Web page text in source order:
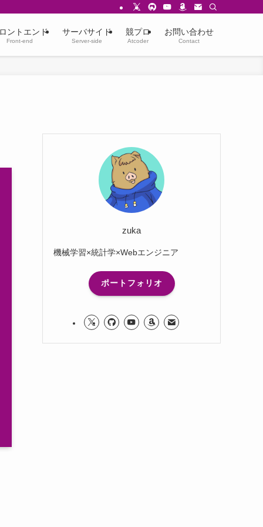
ントエンド
Front-end
サーバサイド
Server-side
競プロ
Atcoder
お問い合わせ
Contact
zuka
機械学習×統計学×Webエンジニア
ポートフォリオ